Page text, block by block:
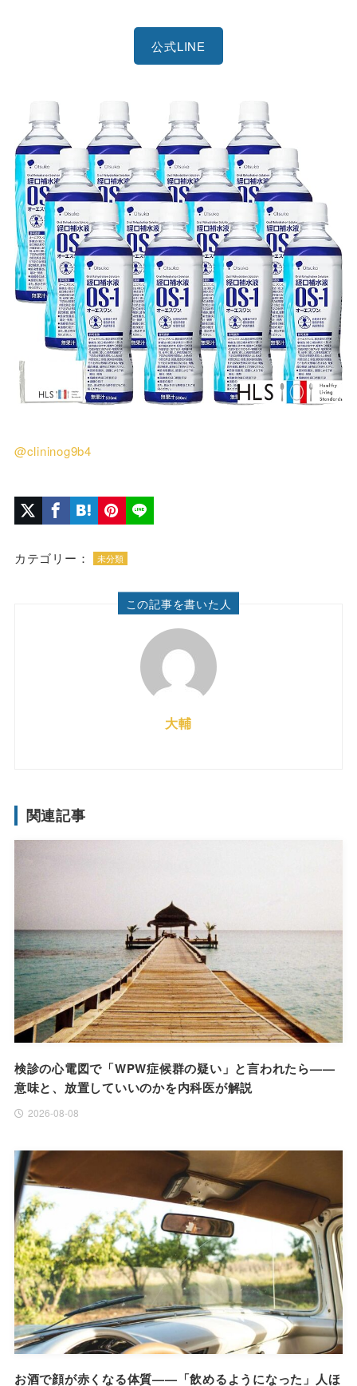
公式LINE
@clininog9b4
カテゴリー： 未分類
この記事を書いた人
大輔
関連記事
検診の心電図で「WPW症候群の疑い」と言われたら——
意味と、放置していいのかを内科医が解説
2026-08-08
お酒で顔が赤くなる体質——「飲めるようになった」人ほ